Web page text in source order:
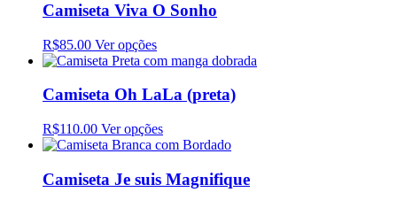
Camiseta Viva O Sonho
R$85.00 Ver opções
Camiseta Oh LaLa (preta)
R$110.00 Ver opções
Camiseta Je suis Magnifique